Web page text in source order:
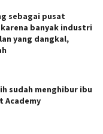
sebagai pusat
banyak industri
yang dangkal,
sudah menghibur ibu
Academy